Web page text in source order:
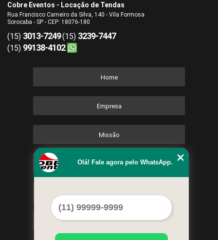
Cobre Eventos - Locação de Tendas
Rua Francisco Carneiro da Silva, 140 - Vila Formosa
Sorocaba - SP - CEP: 18076-180
(15) 3013-7249(15) 3239-7447
(15) 99138-4102
Home
Empresa
Missão
Serviços
Mapa do site
Olá! Fale agora pelo WhatsApp.